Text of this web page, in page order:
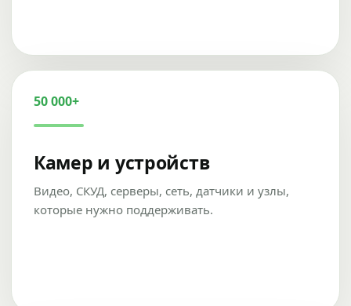
50 000+
Камер и устройств
Видео, СКУД, серверы, сеть, датчики и узлы,
которые нужно поддерживать.